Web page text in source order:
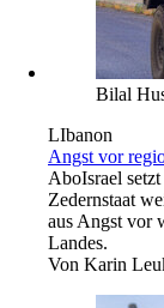
Bilal
LIbanon
Angst vor
AboIsrael
Zedernstaat
aus Angst vor
Landes.
Von Karin